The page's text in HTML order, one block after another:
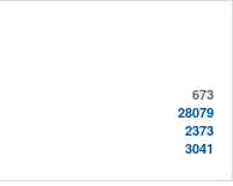
673
28079
2373
3041